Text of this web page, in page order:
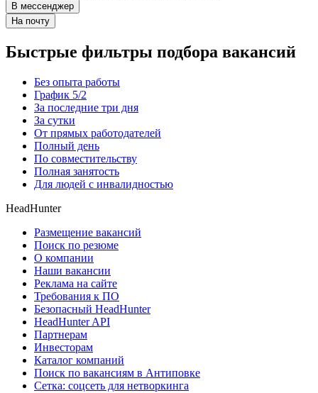
В мессенджер
На почту
Быстрые фильтры подбора вакансий
Без опыта работы
График 5/2
За последние три дня
За сутки
От прямых работодателей
Полный день
По совместительству
Полная занятость
Для людей с инвалидностью
HeadHunter
Размещение вакансий
Поиск по резюме
О компании
Наши вакансии
Реклама на сайте
Требования к ПО
Безопасный HeadHunter
HeadHunter API
Партнерам
Инвесторам
Каталог компаний
Поиск по вакансиям в Антиповке
Сетка: соцсеть для нетворкинга